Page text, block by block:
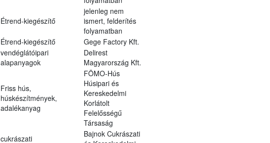
Étrend-kiegészítő
jelenleg nem
ismert, felderítés
folyamatban
Étrend-kiegészítő
Gege Factory Kft.
vendéglátóipari
alapanyagok
Delirest
Magyarország Kft.
Friss hús,
húskészítmények,
adalékanyag
FÖMO-Hús
Húsipari és
Kereskedelmi
Korlátolt
Felelősségű
Társaság
cukrászati
Bajnok Cukrászati